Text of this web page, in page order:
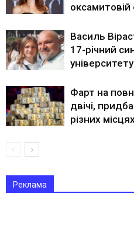
оксамитовій
Василь
17-річний
Фарт на
двічі,
різних місцях
Реклама